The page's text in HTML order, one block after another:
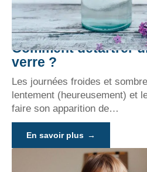
Comment détartrer
verre ?
Les journées froides et
lentement (heureusement) et
faire son apparition de…
En savoir plus